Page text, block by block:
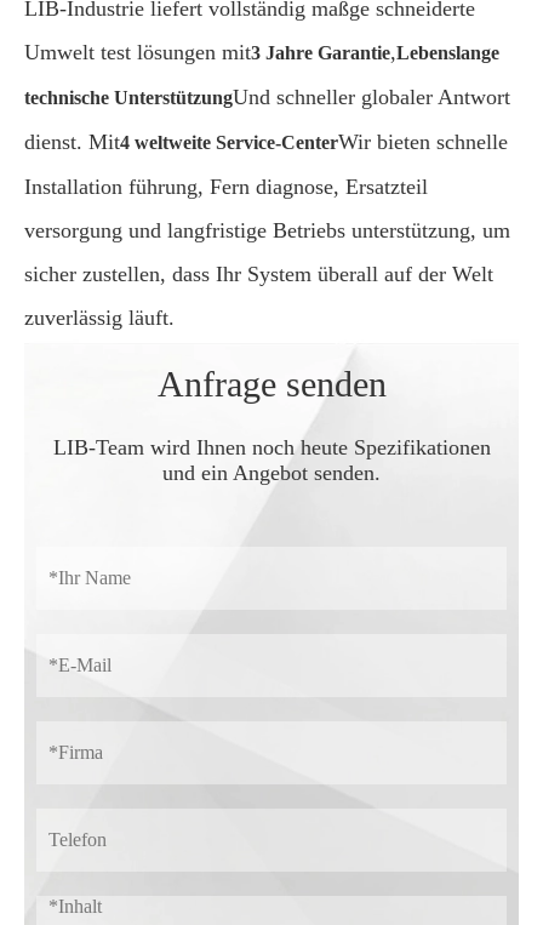
LIB-Industrie liefert vollständig maßge schneiderte
Umwelt test lösungen mit3 Jahre Garantie,Lebenslange
technische UnterstützungUnd schneller globaler Antwort
dienst. Mit4 weltweite Service-CenterWir bieten schnelle
Installation führung, Fern diagnose, Ersatzteil
versorgung und langfristige Betriebs unterstützung, um
sicher zustellen, dass Ihr System überall auf der Welt
zuverlässig läuft.
Anfrage senden
LIB-Team wird Ihnen noch heute Spezifikationen
und ein Angebot senden.